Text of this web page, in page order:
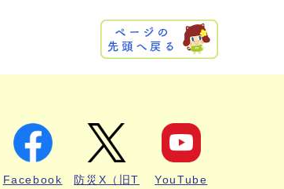
Facebook
防災X（旧T
YouTube